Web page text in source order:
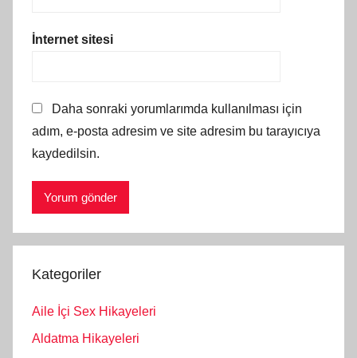
İnternet sitesi
Daha sonraki yorumlarımda kullanılması için
adım, e-posta adresim ve site adresim bu tarayıcıya
kaydedilsin.
Kategoriler
Aile İçi Sex Hikayeleri
Aldatma Hikayeleri